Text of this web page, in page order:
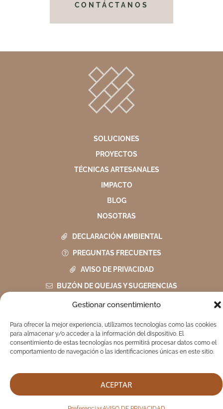
Gestionar consentimiento
Para ofrecer la mejor experiencia, utilizamos tecnologías como las cookies
para almacenar y/o acceder a la información del dispositivo. El
consentimiento de estas tecnologías nos permitirá procesar datos como el
comportamiento de navegación o las identificaciones únicas en este sitio.
ACEPTAR
CONTÁCTANOS
SOLUCIONES
PROYECTOS
TÉCNICAS ARTESANALES
IMPACTO
BLOG
NOSOTRAS
DECLARACIÓN AMBIENTAL
PREGUNTAS FRECUENTES
AVISO DE PRIVACIDAD
BUZÓN DE QUEJAS Y SUGERENCIAS
TEKITI © 2026